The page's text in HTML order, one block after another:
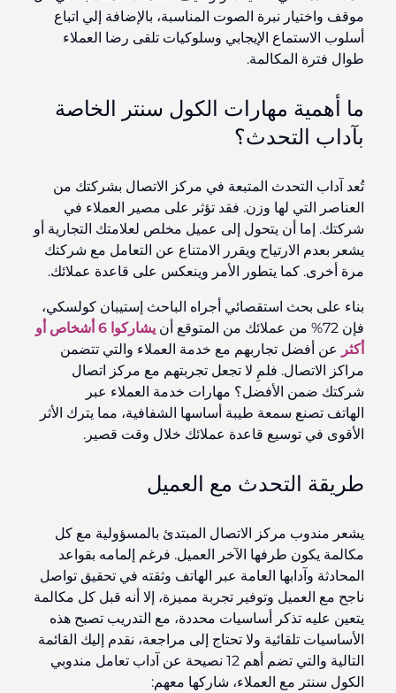
موقف واختيار نبرة الصوت المناسبة، بالإضافة إلي اتباع
أسلوب الاستماع الإيجابي وسلوكيات تلقى رضا العملاء
طوال فترة المكالمة.
ما أهمية مهارات الكول سنتر الخاصة
بآداب التحدث؟
تُعد آداب التحدث المتبعة في مركز الاتصال بشركتك من
العناصر التي لها وزن. فقد تؤثر على مصير العملاء في
شركتك. إما أن يتحول إلى عميل مخلص لعلامتك التجارية أو
يشعر بعدم الارتياح ويقرر الامتناع عن التعامل مع شركتك
مرة أخرى. كما يتطور الأمر وينعكس على قاعدة عملائك.
بناء على بحث استقصائي أجراه الباحث إستيبان كولسكي،
فإن 72% من عملائك من المتوقع أن
يشاركوا 6 أشخاص أو
أكثر عن أفضل تجاربهم مع خدمة العملاء والتي تتضمن
مراكز الاتصال. فلمِ لا تجعل تجربتهم مع مركز اتصال
شركتك ضمن الأفضل؟ مهارات خدمة العملاء عبر
الهاتف تصنع سمعة طيبة أساسها الشفافية، مما يترك الأثر
الأقوى في توسيع قاعدة عملائك خلال وقت قصير.
طريقة التحدث مع العميل
يشعر مندوب مركز الاتصال المبتدئ بالمسؤولية مع كل
مكالمة يكون طرفها الآخر العميل. فرغم إلمامه بقواعد
المحادثة وآدابها العامة عبر الهاتف وثقته في تحقيق تواصل
ناجح مع العميل وتوفير تجربة مميزة، إلا أنه قبل كل مكالمة
يتعين عليه تذكر أساسيات محددة، مع التدريب تصبح هذه
الأساسيات تلقائية ولا تحتاج إلى مراجعة، نقدم إليك القائمة
التالية والتي تضم أهم 12 نصيحة عن آداب تعامل مندوبي
الكول سنتر مع العملاء، شاركها معهم: